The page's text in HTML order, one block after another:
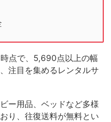
点で、5,690点以上の幅
注目を集めるレンタルサ
ー用品、ベッドなど多様
り、往復送料が無料とい